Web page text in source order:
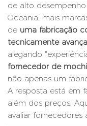
de alto
Oceania, mais
de uma fabricação
tecnicamente
alegando
fornecedor de
não apenas um
A resposta está em
além dos preços.
avaliar fornecedores